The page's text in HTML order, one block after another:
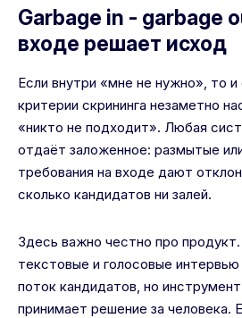
Garbage in - garbage
входе решает исход
Если внутри «мне не нужно», то и
критерии скрининга незаметно
«никто не подходит». Любая
отдаёт заложенное: размытые
требования на входе дают
сколько кандидатов ни залей.
Здесь важно честно про
текстовые и голосовые
поток кандидатов, но
принимает решение за человека.